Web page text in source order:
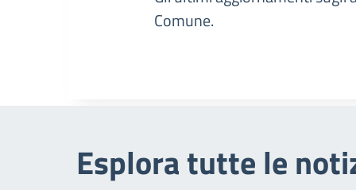
Comune.
Esplora tutte le